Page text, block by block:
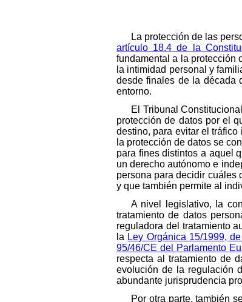
La protección de las
artículo 18.4 de la
fundamental a la protección
la intimidad personal y
desde finales de la década
entorno.
El Tribunal
protección de datos por el
destino, para evitar el
la protección de datos se
para fines distintos a aquel
un derecho autónomo e
persona para decidir cuáles
y que también permite al
A nivel legislativo, la
tratamiento de datos
reguladora del tratamiento
la Ley Orgánica 15/1999,
95/46/CE del Parlamento
respecta al tratamiento de
evolución de la regulación
abundante jurisprudencia
Por otra parte, también